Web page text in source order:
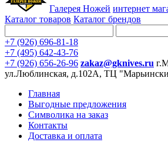
Галерея Ножей интернет
Каталог товаров Каталог брендов
+7 (926) 696-81-18
+7 (495) 642-43-76
+7 (926) 656-26-96 zakaz@gknives.ru
ул.Люблинская, д.102А, ТЦ
Главная
Выгодные предложения
Символика на заказ
Контакты
Доставка и оплата